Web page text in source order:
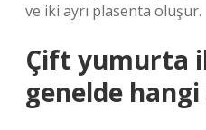
ve iki ayrı plasenta oluşur.
Çift yumurta
genelde